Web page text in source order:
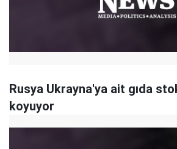
Rusya Ukrayna'ya ait gıda
koyuyor